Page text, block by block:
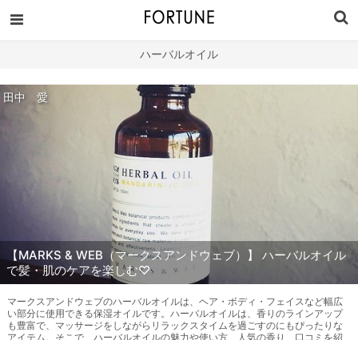
ハーバルオイル
田中 愛
【MARKS & WEB（マークスアンドウェブ）】 ハーバルオイル
で髪・肌のケアを楽しむ♡
マークスアンドウェブのハーバルオイルは、ヘア・ボディ・フェイスなど幅広
い部分に使用できる保湿オイルです。ハーバルオイルは、香りのラインアップ
も豊富で、マッサージをしながらリラックスタイムを過ごすのにもぴったりな
アイテム。そこで、ハーバルオイルの魅力や使い方、人気の香り、口コミを紹